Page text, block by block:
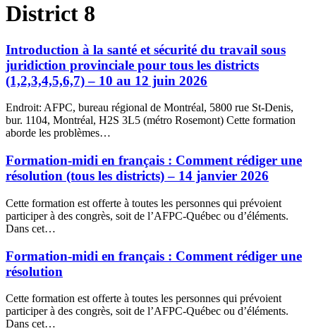
District 8
Introduction à la santé et sécurité du travail sous
juridiction provinciale pour tous les districts
(1,2,3,4,5,6,7) – 10 au 12 juin 2026
Endroit: AFPC, bureau régional de Montréal, 5800 rue St-Denis,
bur. 1104, Montréal, H2S 3L5 (métro Rosemont) Cette formation
aborde les problèmes…
Formation-midi en français : Comment rédiger une
résolution (tous les districts) – 14 janvier 2026
Cette formation est offerte à toutes les personnes qui prévoient
participer à des congrès, soit de l’AFPC-Québec ou d’éléments.
Dans cet…
Formation-midi en français : Comment rédiger une
résolution
Cette formation est offerte à toutes les personnes qui prévoient
participer à des congrès, soit de l’AFPC-Québec ou d’éléments.
Dans cet…